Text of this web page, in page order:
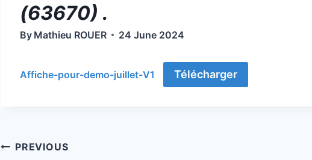
(63670) .
By Mathieu ROUER 24 June 2024
Affiche-pour-demo-juillet-V1 Télécharger
Post
PREVIOUS